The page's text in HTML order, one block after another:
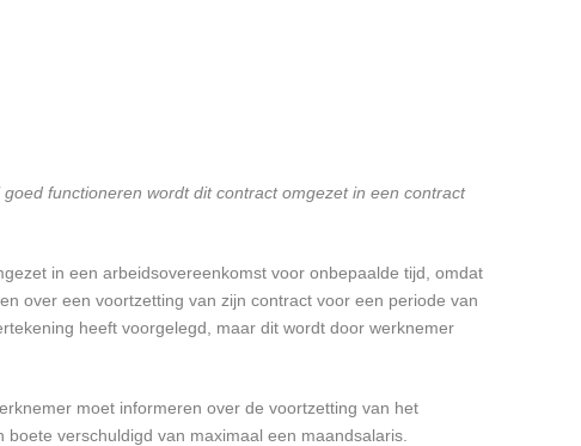
goed functioneren wordt dit contract omgezet in een contract
in een arbeidsovereenkomst voor onbepaalde tijd, omdat
over een voortzetting van zijn contract voor een periode van
heeft voorgelegd, maar dit wordt door werknemer
moet informeren over de voortzetting van het
verschuldigd van maximaal een maandsalaris.